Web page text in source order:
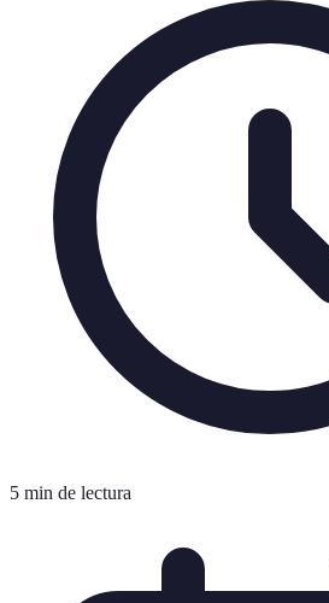
5 min de lectura